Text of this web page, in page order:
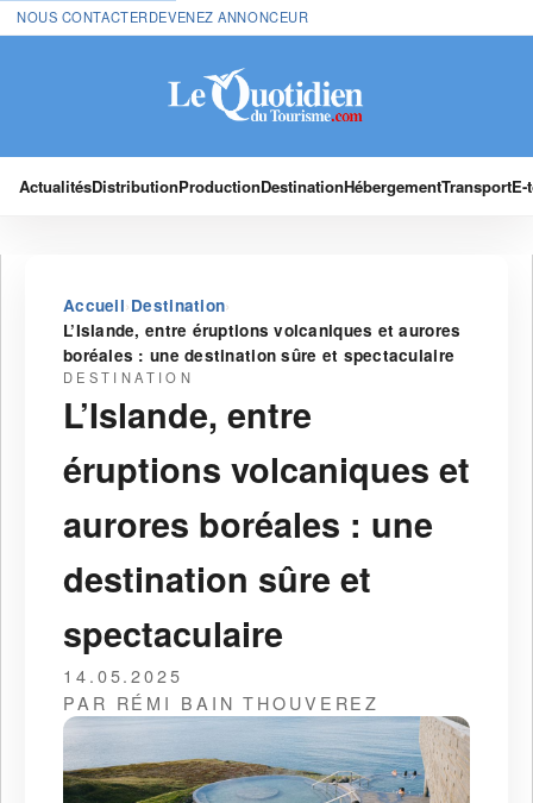
NOUS CONTACTERDEVENEZ ANNONCEUR
ActualitésDistributionProductionDestinationHébergementTransport
Accueil›Destination›
L’Islande, entre éruptions volcaniques et aurores
boréales : une destination sûre et spectaculaire
DESTINATION
L’Islande, entre
éruptions volcaniques et
aurores boréales : une
destination sûre et
spectaculaire
14.05.2025
PAR RÉMI BAIN THOUVEREZ